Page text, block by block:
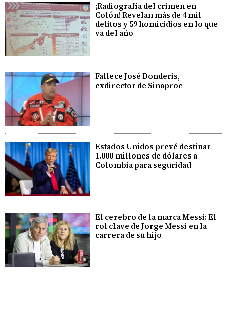
¡Radiografía del crimen en
Colón! Revelan más de 4 mil
delitos y 59 homicidios en lo que
va del año
Fallece José Donderis,
exdirector de Sinaproc
Estados Unidos prevé destinar
1.000 millones de dólares a
Colombia para seguridad
El cerebro de la marca Messi: El
rol clave de Jorge Messi en la
carrera de su hijo